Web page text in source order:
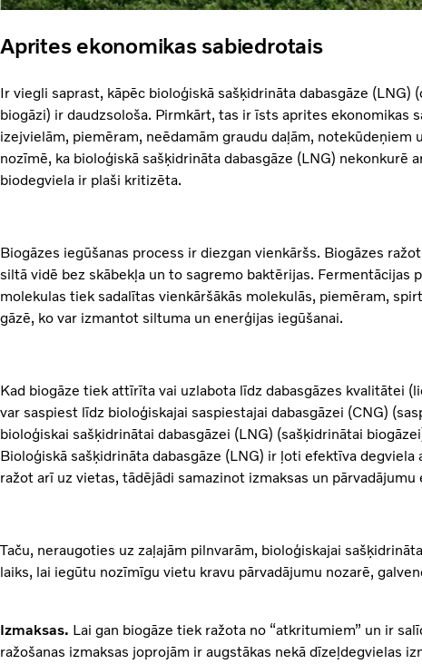
Aprites ekonomikas sabiedrotais
Ir viegli saprast, kāpēc bioloģiskā sašķidrināta dabasgāze (LNG)
biogāzi) ir daudzsološa. Pirmkārt, tas ir īsts aprites ekonomikas
izejvielām, piemēram, neēdamām graudu daļām, notekūdeņiem
nozīmē, ka bioloģiskā sašķidrināta dabasgāze (LNG) nekonkurē
biodegviela ir plaši kritizēta.
Biogāzes iegūšanas process ir diezgan vienkāršs. Biogāzes
siltā vidē bez skābekļa un to sagremo baktērijas. Fermentācijas
molekulas tiek sadalītas vienkāršākās molekulās, piemēram,
gāzē, ko var izmantot siltuma un enerģijas iegūšanai.
Kad biogāze tiek attīrīta vai uzlabota līdz dabasgāzes kvalitātei
var saspiest līdz bioloģiskajai saspiestajai dabasgāzei (CNG)
bioloģiskai sašķidrinātai dabasgāzei (LNG) (sašķidrinātai
Bioloģiskā sašķidrināta dabasgāze (LNG) ir ļoti efektīva
ražot arī uz vietas, tādējādi samazinot izmaksas un pārvadājumu
Taču, neraugoties uz zaļajām pilnvarām, bioloģiskajai
laiks, lai iegūtu nozīmīgu vietu kravu pārvadājumu nozarē,
Izmaksas. Lai gan biogāze tiek ražota no “atkritumiem” un ir
ražošanas izmaksas joprojām ir augstākas nekā dīzeļdegvielas